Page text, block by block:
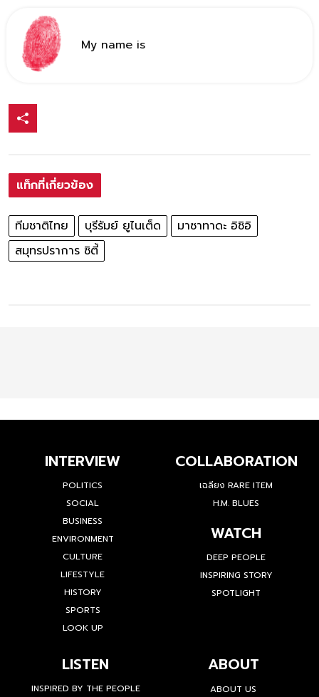
My name is
แท็กที่เกี่ยวข้อง
ทีมชาติไทย บุรีรัมย์ ยูไนเต็ด
มาซาทาดะ อิชิอิ
สมุทรปราการ ซิตี้
INTERVIEW
POLITICS
SOCIAL
BUSINESS
ENVIRONMENT
CULTURE
LIFESTYLE
HISTORY
SPORTS
LOOK UP
COLLABORATION
เฉลียง RARE ITEM
H.M. BLUES
WATCH
DEEP PEOPLE
INSPIRING STORY
SPOTLIGHT
LISTEN
INSPIRED BY THE PEOPLE
ABOUT
ABOUT US